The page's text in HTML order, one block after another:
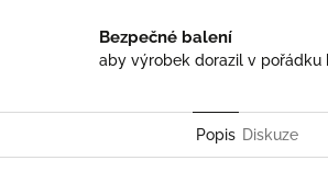
Bezpečné balení
aby výrobek dorazil v pořádku
Popis Diskuze